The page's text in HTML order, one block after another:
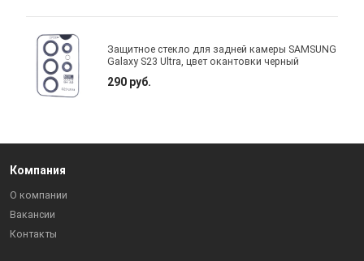
Защитное стекло для задней камеры SAMSUNG
Galaxy S23 Ultra, цвет окантовки черный
290 руб.
Компания
О компании
Вакансии
Контакты